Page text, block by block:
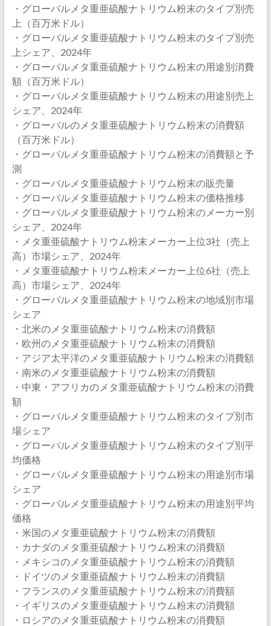
・グローバルメタ重亜硫酸ナトリウム粉末のタイプ別売
上（百万米ドル）
・グローバルメタ重亜硫酸ナトリウム粉末のタイプ別売
上シェア、2024年
・グローバルメタ重亜硫酸ナトリウム粉末の用途別消費
額（百万米ドル）
・グローバルメタ重亜硫酸ナトリウム粉末の用途別売上
シェア、2024年
・グローバルのメタ重亜硫酸ナトリウム粉末の消費額
（百万米ドル）
・グローバルメタ重亜硫酸ナトリウム粉末の消費額と予
測
・グローバルメタ重亜硫酸ナトリウム粉末の販売量
・グローバルメタ重亜硫酸ナトリウム粉末の価格推移
・グローバルメタ重亜硫酸ナトリウム粉末のメーカー別
シェア、2024年
・メタ重亜硫酸ナトリウム粉末メーカー上位3社（売上
高）市場シェア、2024年
・メタ重亜硫酸ナトリウム粉末メーカー上位6社（売上
高）市場シェア、2024年
・グローバルメタ重亜硫酸ナトリウム粉末の地域別市場
シェア
・北米のメタ重亜硫酸ナトリウム粉末の消費額
・欧州のメタ重亜硫酸ナトリウム粉末の消費額
・アジア太平洋のメタ重亜硫酸ナトリウム粉末の消費額
・南米のメタ重亜硫酸ナトリウム粉末の消費額
・中東・アフリカのメタ重亜硫酸ナトリウム粉末の消費
額
・グローバルメタ重亜硫酸ナトリウム粉末のタイプ別市
場シェア
・グローバルメタ重亜硫酸ナトリウム粉末のタイプ別平
均価格
・グローバルメタ重亜硫酸ナトリウム粉末の用途別市場
シェア
・グローバルメタ重亜硫酸ナトリウム粉末の用途別平均
価格
・米国のメタ重亜硫酸ナトリウム粉末の消費額
・カナダのメタ重亜硫酸ナトリウム粉末の消費額
・メキシコのメタ重亜硫酸ナトリウム粉末の消費額
・ドイツのメタ重亜硫酸ナトリウム粉末の消費額
・フランスのメタ重亜硫酸ナトリウム粉末の消費額
・イギリスのメタ重亜硫酸ナトリウム粉末の消費額
・ロシアのメタ重亜硫酸ナトリウム粉末の消費額